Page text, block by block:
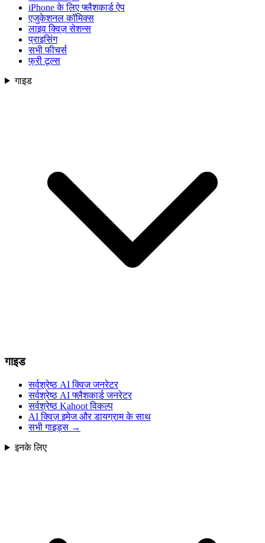
iPhone के लिए फ्लैशकार्ड ऐप
एजुकेशनल कॉमिक्स
लाइव क्विज़ सेशन्स
प्राइसिंग
सभी फीचर्स
फ्री टूल्स
गाइड
गाइड
सर्वश्रेष्ठ AI क्विज़ जनरेटर
सर्वश्रेष्ठ AI फ्लैशकार्ड जनरेटर
सर्वश्रेष्ठ Kahoot विकल्प
AI क्विज़ इमेज और डायग्राम के साथ
सभी गाइड्स →
इनके लिए